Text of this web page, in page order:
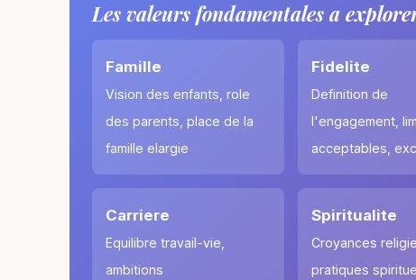
Les valeurs fondamentales a
Famille
Vision des enfants, role
des parents, place de la
famille elargie
Fidelite
Definition de
l'engagement,
acceptables,
Carriere
Equilibre travail-vie,
ambitions
Spiritualite
Croyances
pratiques